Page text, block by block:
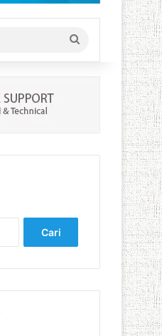
for
untuk: